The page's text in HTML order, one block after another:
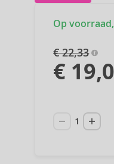
Op
€ 22,33
€